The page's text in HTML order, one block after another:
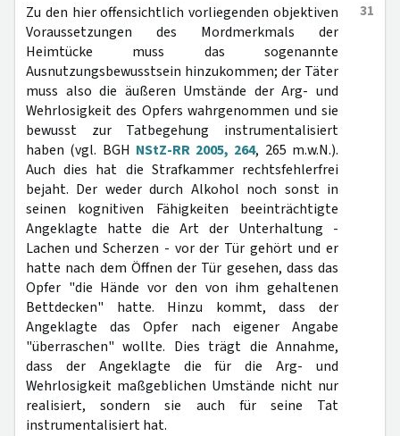
31
Zu den hier offensichtlich vorliegenden objektiven
Voraussetzungen des Mordmerkmals der
Heimtücke muss das sogenannte
Ausnutzungsbewusstsein hinzukommen; der Täter
muss also die äußeren Umstände der Arg- und
Wehrlosigkeit des Opfers wahrgenommen und sie
bewusst zur Tatbegehung instrumentalisiert
haben (vgl. BGH NStZ-RR 2005, 264, 265 m.w.N.).
Auch dies hat die Strafkammer rechtsfehlerfrei
bejaht. Der weder durch Alkohol noch sonst in
seinen kognitiven Fähigkeiten beeinträchtigte
Angeklagte hatte die Art der Unterhaltung -
Lachen und Scherzen - vor der Tür gehört und er
hatte nach dem Öffnen der Tür gesehen, dass das
Opfer "die Hände vor den von ihm gehaltenen
Bettdecken" hatte. Hinzu kommt, dass der
Angeklagte das Opfer nach eigener Angabe
"überraschen" wollte. Dies trägt die Annahme,
dass der Angeklagte die für die Arg- und
Wehrlosigkeit maßgeblichen Umstände nicht nur
realisiert, sondern sie auch für seine Tat
instrumentalisiert hat.